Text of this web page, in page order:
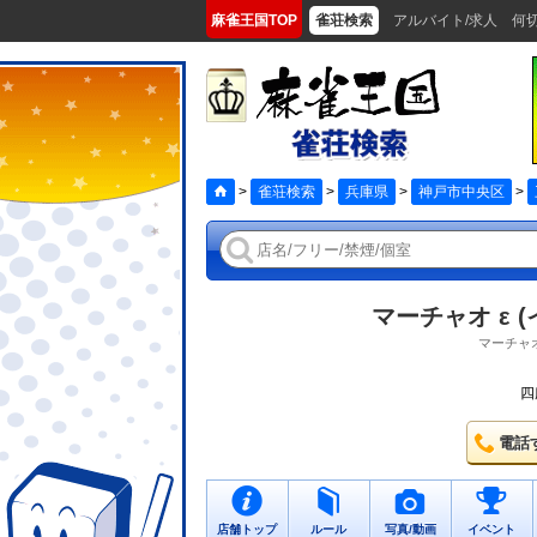
麻雀王国TOP 雀荘検索 アルバイト/求人 何
> 雀荘検索 > 兵庫県 > 神戸市中央区 >
マーチャオ ε (
マーチャ
電話
店舗トップ ルール 写真/動画 イベント